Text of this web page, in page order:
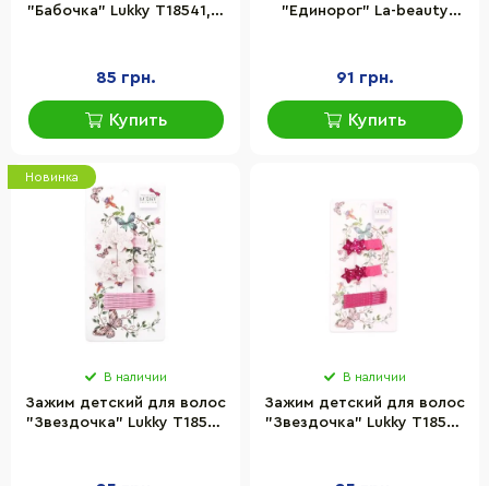
"Бабочка" Lukky T18541, 2
85 грн.
Купить
"Единорог" La-beauty
91 грн.
Купить
Новинка
В наличии
Зажим детский для волос
"Звездочка" Lukky T18543
В наличии
Зажим детский для волос
"Звездочка" Lukky T18543